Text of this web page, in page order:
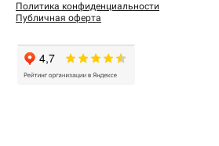
Политика конфиденциальности
Публичная оферта